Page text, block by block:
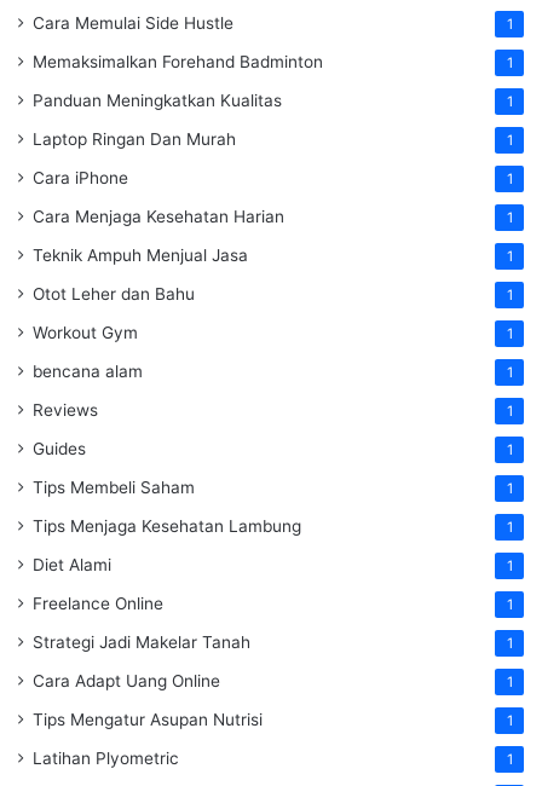
Cara Memulai Side Hustle 1
Memaksimalkan Forehand Badminton 1
Panduan Meningkatkan Kualitas 1
Laptop Ringan Dan Murah 1
Cara iPhone 1
Cara Menjaga Kesehatan Harian 1
Teknik Ampuh Menjual Jasa 1
Otot Leher dan Bahu 1
Workout Gym 1
bencana alam 1
Reviews 1
Guides 1
Tips Membeli Saham 1
Tips Menjaga Kesehatan Lambung 1
Diet Alami 1
Freelance Online 1
Strategi Jadi Makelar Tanah 1
Cara Adapt Uang Online 1
Tips Mengatur Asupan Nutrisi 1
Latihan Plyometric 1